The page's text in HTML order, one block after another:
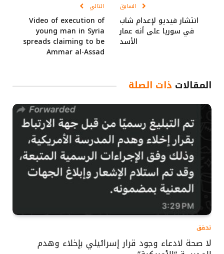
السابق
انتشار فيديو لإعدام شاب
في سوريا على أنه عمار
الأسد
التالي
Video of execution of
young man in Syria
spreads claiming to be
Ammar al-Assad
المقالات ذات الصلة
تحقق
لا صحة لادعاء وجود قرار إسرائيلي بإخلاء وهدم